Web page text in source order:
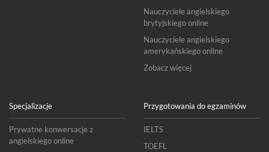
Nauczyciele angielskiego
brytyjskiego online
Nauczyciele angielskiego
amerykańskiego online
Zobacz więcej
Specjalizacje
Prywatne konwersacje z
angielskiego online
Przygotowania do egzaminów
IELTS
TOEFL